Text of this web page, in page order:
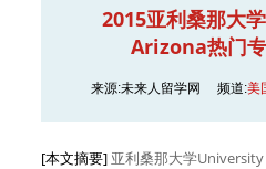
2015亚利桑那大
Arizona热门
来源:未来人留学网 频道:美
[本文摘要] 亚利桑那大学